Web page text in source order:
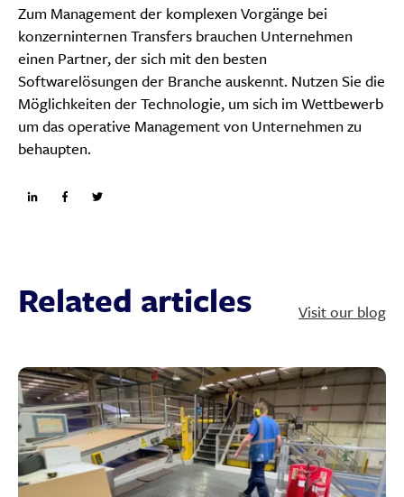
Zum Management der komplexen Vorgänge bei
konzerninternen Transfers brauchen Unternehmen
einen Partner, der sich mit den besten
Softwarelösungen der Branche auskennt. Nutzen Sie die
Möglichkeiten der Technologie, um sich im Wettbewerb
um das operative Management von Unternehmen zu
behaupten.
Related articles Visit our blog